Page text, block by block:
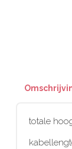
totale